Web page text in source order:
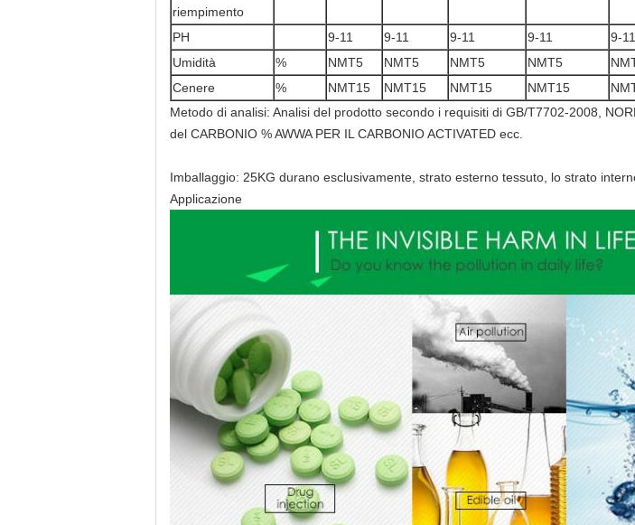
riempimento
PH 9-11 9-11 9-11 9-11 9-11
Umidità
% NMT5 NMT5 NMT5 NMT5
Cenere
% NMT15 NMT15 NMT15 NMT15
Metodo di analisi: Analisi del prodotto secondo i requisiti di GB/T7702-2008,
del CARBONIO % AWWA PER IL CARBONIO ACTIVATED ecc.
Imballaggio: 25KG durano esclusivamente, strato esterno tessuto, lo strato
Applicazione